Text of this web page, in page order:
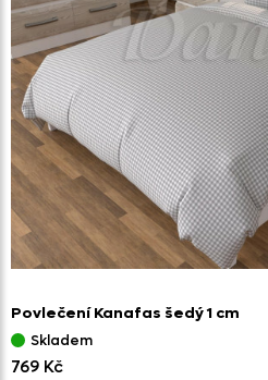
Povlečení Kanafas šedý 1 cm
Skladem
769 Kč